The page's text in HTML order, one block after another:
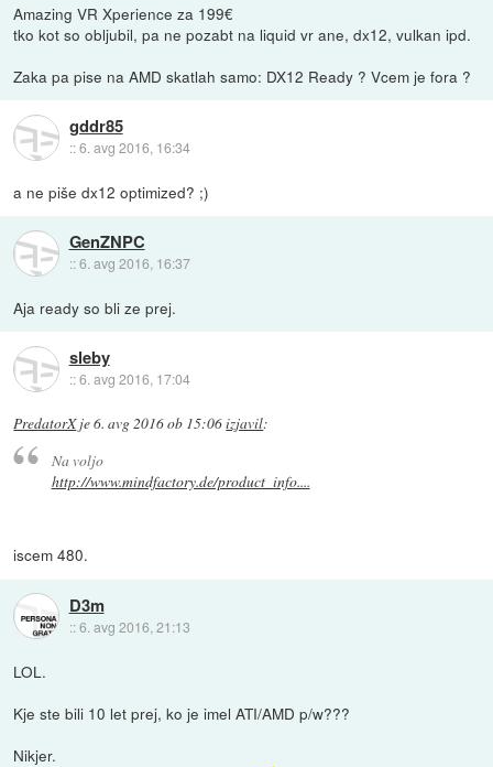
Amazing VR Xperience za 199€
tko kot so obljubil, pa ne pozabt na liquid vr ane, dx12, vulkan ipd.
Zaka pa pise na AMD skatlah samo: DX12 Ready ? Vcem je fora ?
gddr85
::6. avg 2016, 16:34
a ne piše dx12 optimized? ;)
GenZNPC
::6. avg 2016, 16:37
Aja ready so bli ze prej.
sleby
::6. avg 2016, 17:04
PredatorXje6. avg 2016 ob 15:06izjavil:
Na voljo
http://www.mindfactory.de/product_info....
iscem 480.
D3m
::6. avg 2016, 21:13
LOL.
Kje ste bili 10 let prej, ko je imel ATI/AMD p/w???
Nikjer.